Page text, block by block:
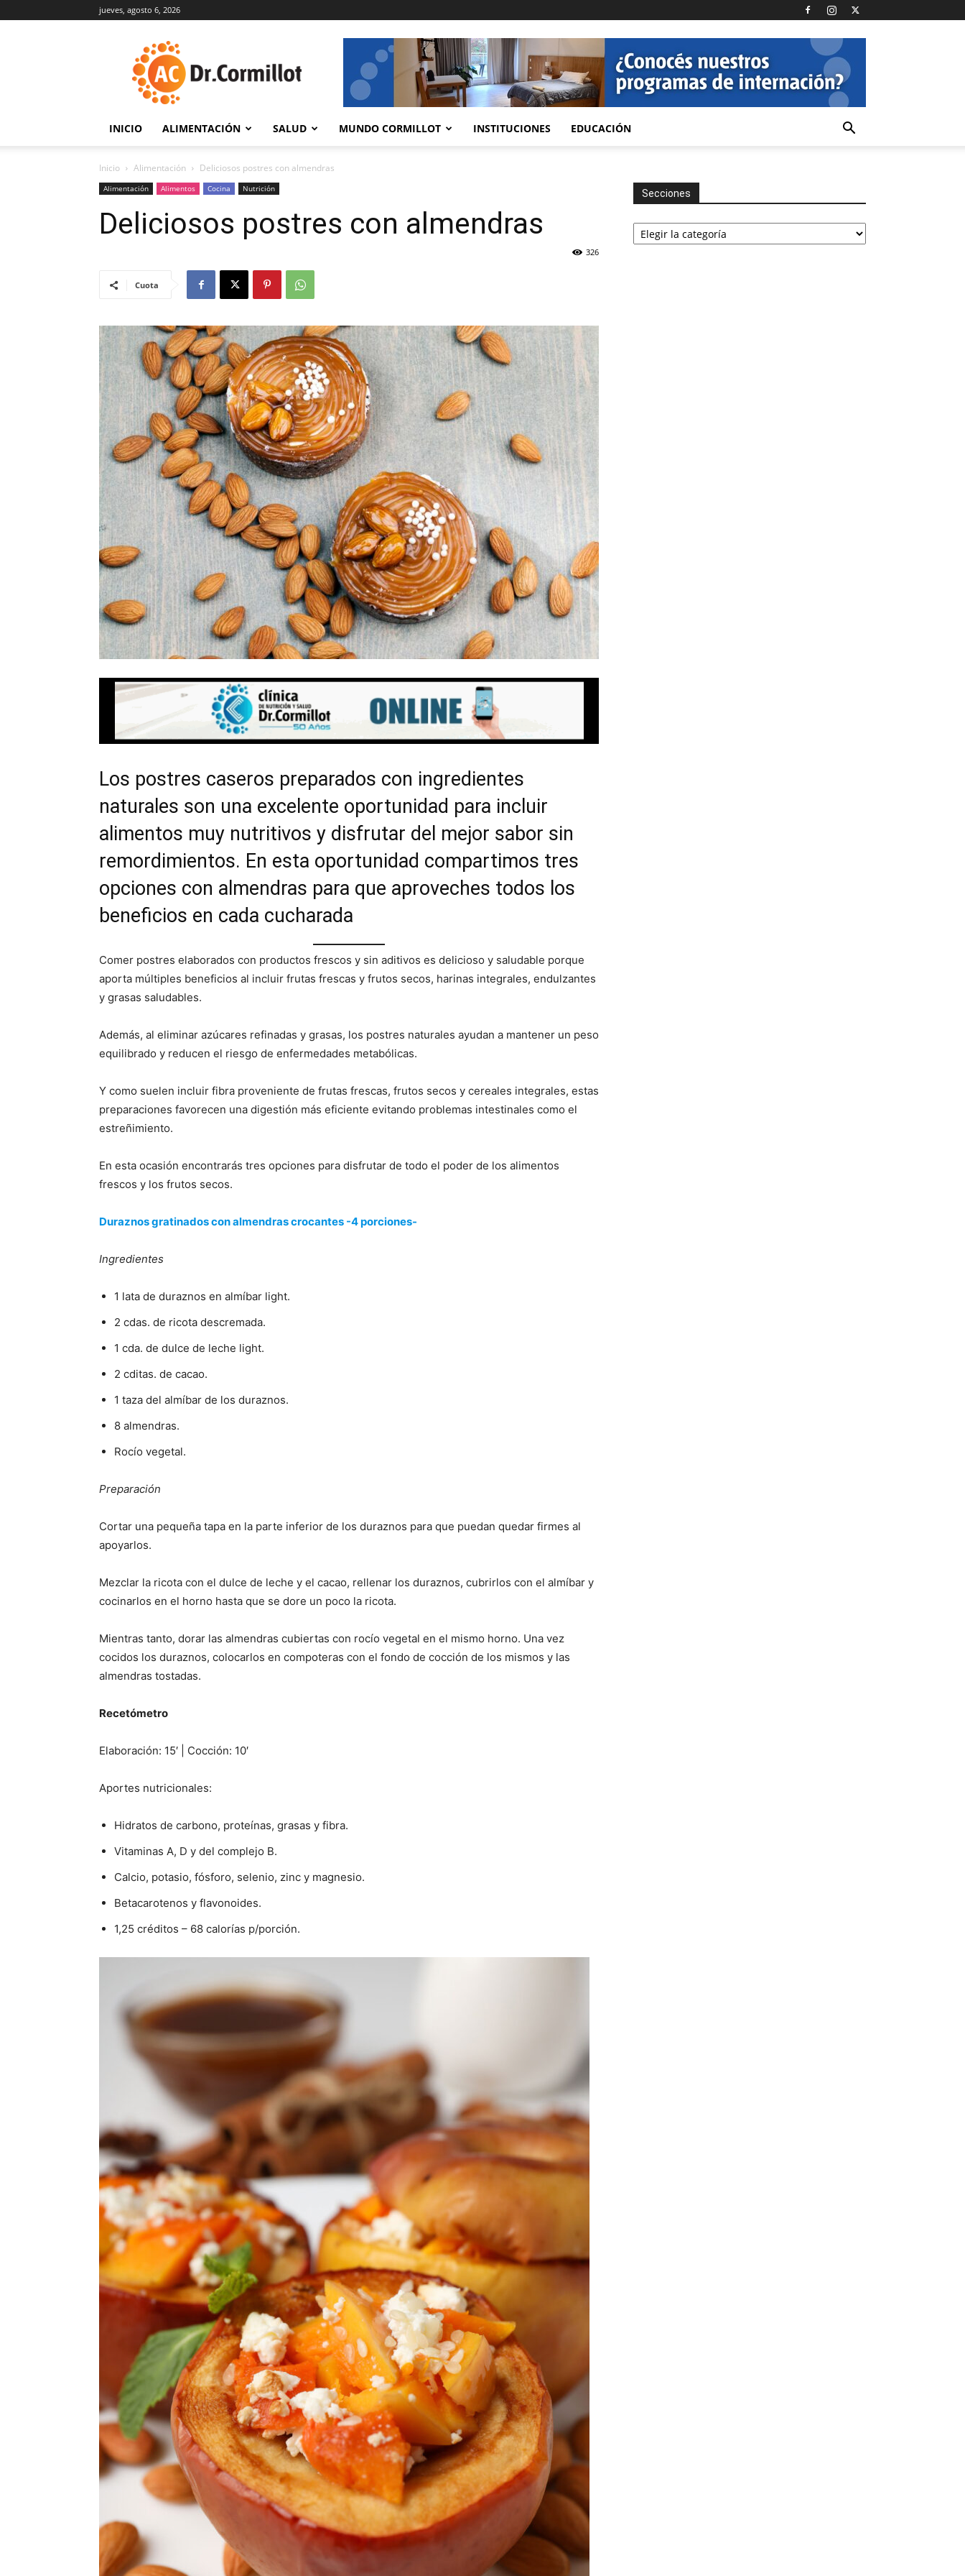
jueves, agosto 6, 2026
INICIO ALIMENTACIÓN SALUD MUNDO CORMILLOT INSTITUCIONES EDUCACIÓN
Inicio Alimentación Deliciosos postres con almendras
Alimentación Alimentos Cocina Nutrición
Deliciosos postres con almendras
326
Cuota
Los postres caseros preparados con ingredientes
naturales son una excelente oportunidad para incluir
alimentos muy nutritivos y disfrutar del mejor sabor sin
remordimientos. En esta oportunidad compartimos tres
opciones con almendras para que aproveches todos los
beneficios en cada cucharada
Comer postres elaborados con productos frescos y sin aditivos es delicioso y saludable porque
aporta múltiples beneficios al incluir frutas frescas y frutos secos, harinas integrales, endulzantes
y grasas saludables.
Además, al eliminar azúcares refinadas y grasas, los postres naturales ayudan a mantener un peso
equilibrado y reducen el riesgo de enfermedades metabólicas.
Y como suelen incluir fibra proveniente de frutas frescas, frutos secos y cereales integrales, estas
preparaciones favorecen una digestión más eficiente evitando problemas intestinales como el
estreñimiento.
En esta ocasión encontrarás tres opciones para disfrutar de todo el poder de los alimentos
frescos y los frutos secos.
Duraznos gratinados con almendras crocantes -4 porciones-
Ingredientes
1 lata de duraznos en almíbar light.
2 cdas. de ricota descremada.
1 cda. de dulce de leche light.
2 cditas. de cacao.
1 taza del almíbar de los duraznos.
8 almendras.
Rocío vegetal.
Preparación
Cortar una pequeña tapa en la parte inferior de los duraznos para que puedan quedar firmes al
apoyarlos.
Mezclar la ricota con el dulce de leche y el cacao, rellenar los duraznos, cubrirlos con el almíbar y
cocinarlos en el horno hasta que se dore un poco la ricota.
Mientras tanto, dorar las almendras cubiertas con rocío vegetal en el mismo horno. Una vez
cocidos los duraznos, colocarlos en compoteras con el fondo de cocción de los mismos y las
almendras tostadas.
Recetómetro
Elaboración: 15′ | Cocción: 10′
Aportes nutricionales:
Hidratos de carbono, proteínas, grasas y fibra.
Vitaminas A, D y del complejo B.
Calcio, potasio, fósforo, selenio, zinc y magnesio.
Betacarotenos y flavonoides.
1,25 créditos – 68 calorías p/porción.
Secciones
Secciones